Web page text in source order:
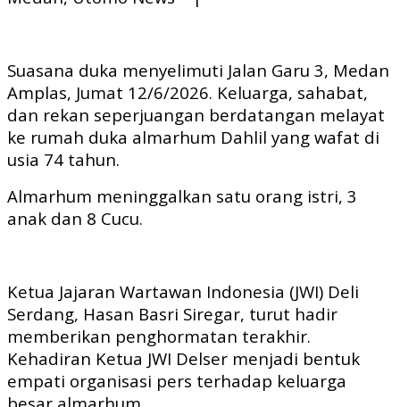
Suasana duka menyelimuti Jalan Garu 3, Medan
Amplas, Jumat 12/6/2026. Keluarga, sahabat,
dan rekan seperjuangan berdatangan melayat
ke rumah duka almarhum Dahlil yang wafat di
usia 74 tahun.
Almarhum meninggalkan satu orang istri, 3
anak dan 8 Cucu.
Ketua Jajaran Wartawan Indonesia (JWI) Deli
Serdang, Hasan Basri Siregar, turut hadir
memberikan penghormatan terakhir.
Kehadiran Ketua JWI Delser menjadi bentuk
empati organisasi pers terhadap keluarga